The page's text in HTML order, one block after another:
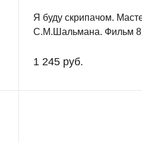
Я буду скрипачом.
С.М.Шальмана. Фильм
1 245 руб.